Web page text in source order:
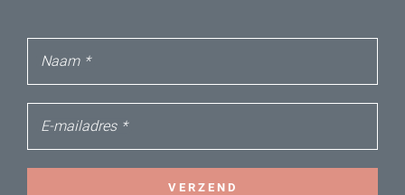
Naam *
E-mailadres *
VERZEND